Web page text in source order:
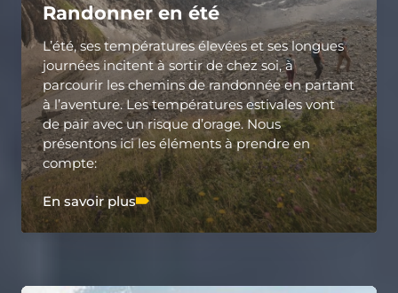
Randonner en été
L’été, ses températures élevées et ses longues
journées incitent à sortir de chez soi, à
parcourir les chemins de randonnée en partant
à l’aventure. Les températures estivales vont
de pair avec un risque d’orage. Nous
présentons ici les éléments à prendre en
compte:
En savoir plus